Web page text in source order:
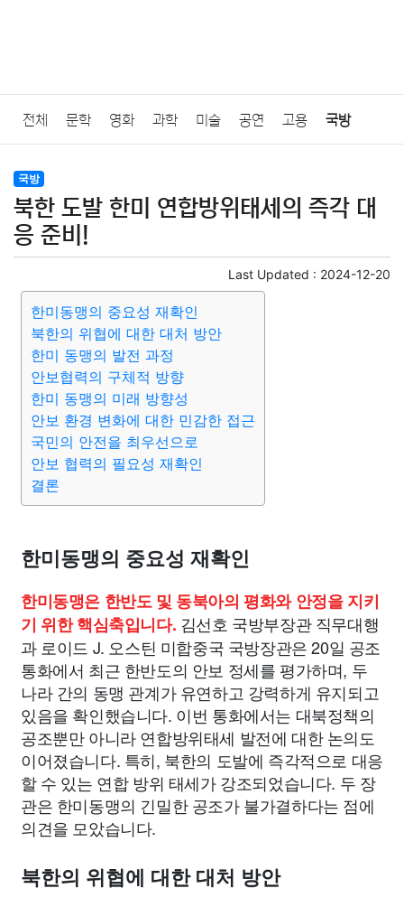
전체 문학 영화 과학 미술 공연 고용 국방
법률
질병 가요 방송 일상 주식 암호화폐 블록체인
미용 증권 인테리어
요리 상품리뷰 원예 금융
대출 자동차 취미 여행
종교 사회 정치 건강 의료 의학
부동산 외국어 교육 교통
국방
북한 도발 한미 연합방위태세의 즉각 대
응 준비!
Last Updated : 2024-12-20
한미동맹의 중요성 재확인
북한의 위협에 대한 대처 방안
한미 동맹의 발전 과정
안보협력의 구체적 방향
한미 동맹의 미래 방향성
안보 환경 변화에 대한 민감한 접근
국민의 안전을 최우선으로
안보 협력의 필요성 재확인
결론
한미동맹의 중요성 재확인
한미동맹은 한반도 및 동북아의 평화와 안정을 지키
기 위한 핵심축입니다. 김선호 국방부장관 직무대행
과 로이드 J. 오스틴 미합중국 국방장관은 20일 공조
통화에서 최근 한반도의 안보 정세를 평가하며, 두
나라 간의 동맹 관계가 유연하고 강력하게 유지되고
있음을 확인했습니다. 이번 통화에서는 대북정책의
공조뿐만 아니라 연합방위태세 발전에 대한 논의도
이어졌습니다. 특히, 북한의 도발에 즉각적으로 대응
할 수 있는 연합 방위 태세가 강조되었습니다. 두 장
관은 한미동맹의 긴밀한 공조가 불가결하다는 점에
의견을 모았습니다.
북한의 위협에 대한 대처 방안